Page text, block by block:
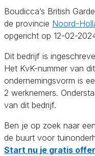
Boudicca’s British
de provincie Noord-
opgericht op 12-02-
Dit bedrijf is
Het KvK-nummer van
ondernemingsvorm is
2 werknemers.
van dit bedrijf.
Ben je op zoek naar
de buurt voor
Start nu je gratis